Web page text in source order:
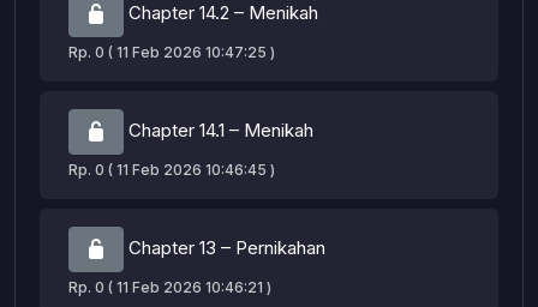
Chapter 14.2 – Menikah
Rp. 0 ( 11 Feb 2026 10:47:25 )
Chapter 14.1 – Menikah
Rp. 0 ( 11 Feb 2026 10:46:45 )
Chapter 13 – Pernikahan
Rp. 0 ( 11 Feb 2026 10:46:21 )